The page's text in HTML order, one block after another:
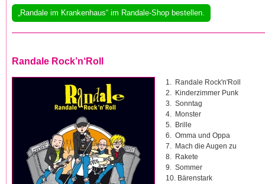
„Randale im Krankenhaus“ im Randale-Shop bestellen.
Randale Rock’n‘Roll
1. Randale Rock'n'Roll
2. Kinderzimmer Punk
3. Sonntag
4. Monster
5. Brille
6. Omma und Oppa
7. Mach die Augen zu
8. Rakete
9. Sommer
10. Bärenstark